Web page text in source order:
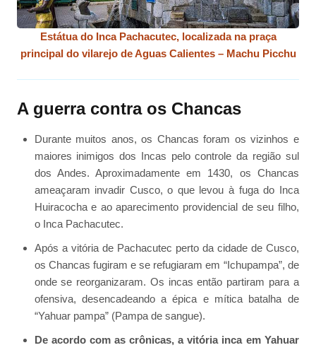
Estátua do Inca Pachacutec, localizada na praça
principal do vilarejo de Aguas Calientes – Machu Picchu
A guerra contra os Chancas
Durante muitos anos, os Chancas foram os vizinhos e
maiores inimigos dos Incas pelo controle da região sul
dos Andes. Aproximadamente em 1430, os Chancas
ameaçaram invadir Cusco, o que levou à fuga do Inca
Huiracocha e ao aparecimento providencial de seu filho,
o Inca Pachacutec.
Após a vitória de Pachacutec perto da cidade de Cusco,
os Chancas fugiram e se refugiaram em “Ichupampa”, de
onde se reorganizaram. Os incas então partiram para a
ofensiva, desencadeando a épica e mítica batalha de
“Yahuar pampa” (Pampa de sangue).
De acordo com as crônicas, a vitória inca em Yahuar